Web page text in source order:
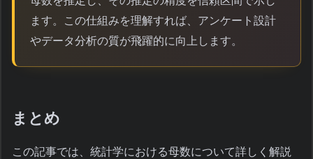
ます。この仕組みを理解すれば、アンケート設計
やデータ分析の質が飛躍的に向上します。
まとめ
この記事では、統計学における母数について詳しく解説